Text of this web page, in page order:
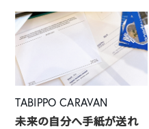
TABIPPO CARAVAN
未来の自分へ手紙が送れ